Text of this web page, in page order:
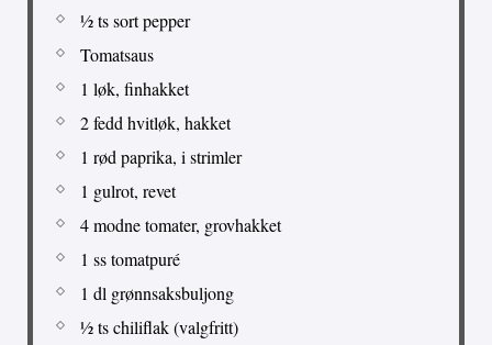
½ ts sort pepper
Tomatsaus
1 løk, finhakket
2 fedd hvitløk, hakket
1 rød paprika, i strimler
1 gulrot, revet
4 modne tomater, grovhakket
1 ss tomatpuré
1 dl grønnsaksbuljong
½ ts chiliflak (valgfritt)